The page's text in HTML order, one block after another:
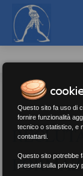
Questo sito fa uso di
fornire funzionalità
tecnico o statistico, e
contattarti.
Questo sito potrebbe
presenti sulla privacy